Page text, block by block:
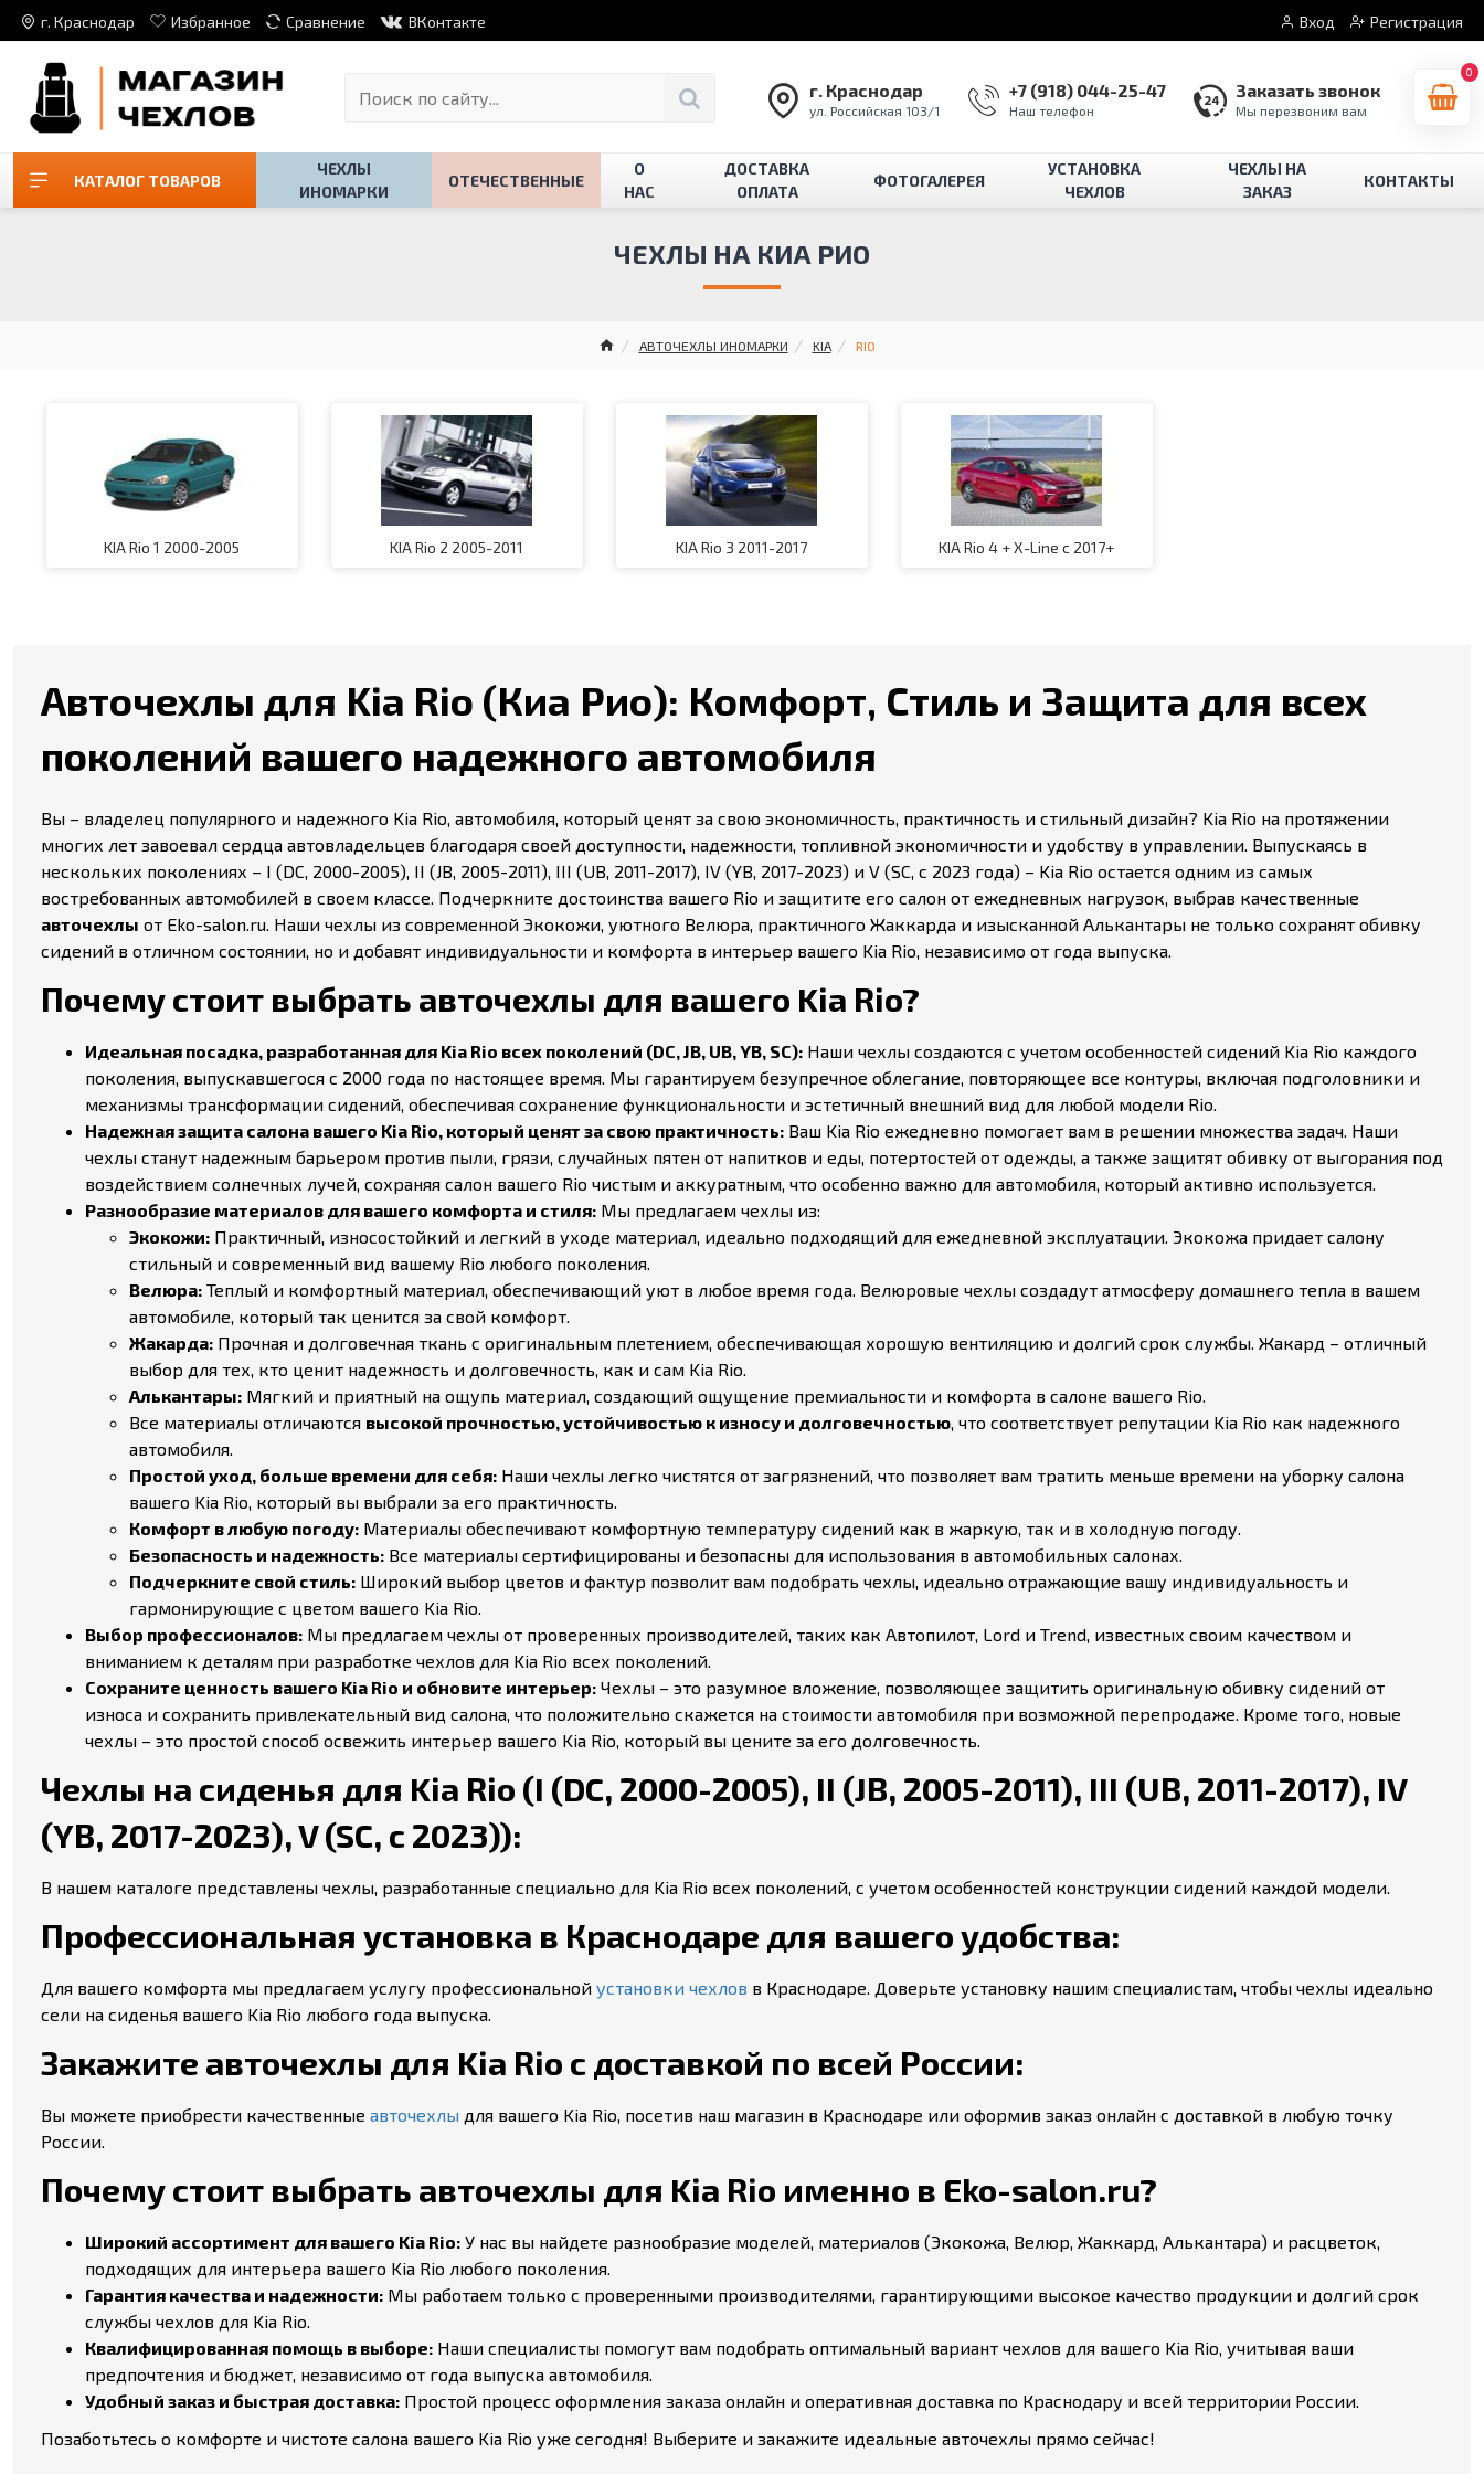
г. Краснодар Избранное Сравнение ВКонтакте Вход Регистрация
г. Краснодар
ул. Российская 103/1
+7 (918) 044-25-47
Наш телефон
Заказать звонок
Мы перезвоним вам
0
КАТАЛОГ ТОВАРОВ
ЧЕХЛЫ
ИНОМАРКИ
ОТЕЧЕСТВЕННЫЕ
О
НАС
ДОСТАВКА
ОПЛАТА
ФОТОГАЛЕРЕЯ
УСТАНОВКА
ЧЕХЛОВ
ЧЕХЛЫ НА
ЗАКАЗ
КОНТАКТЫ
АВТОЧЕХЛЫ ИНОМАРКИ KIA RIO
ЧЕХЛЫ НА КИА РИО
KIA Rio 1 2000-2005 KIA Rio 2 2005-2011 KIA Rio 3 2011-2017 KIA Rio 4 + X-Line с 2017+
Авточехлы для Kia Rio (Киа Рио): Комфорт, Стиль и Защита для всех
поколений вашего надежного автомобиля
Вы – владелец популярного и надежного Kia Rio, автомобиля, который ценят за свою экономичность, практичность и стильный дизайн? Kia Rio на протяжении
многих лет завоевал сердца автовладельцев благодаря своей доступности, надежности, топливной экономичности и удобству в управлении. Выпускаясь в
нескольких поколениях – I (DC, 2000-2005), II (JB, 2005-2011), III (UB, 2011-2017), IV (YB, 2017-2023) и V (SC, с 2023 года) – Kia Rio остается одним из самых
востребованных автомобилей в своем классе. Подчеркните достоинства вашего Rio и защитите его салон от ежедневных нагрузок, выбрав качественные
авточехлы от Eko-salon.ru. Наши чехлы из современной Экокожи, уютного Велюра, практичного Жаккарда и изысканной Алькантары не только сохранят обивку
сидений в отличном состоянии, но и добавят индивидуальности и комфорта в интерьер вашего Kia Rio, независимо от года выпуска.
Почему стоит выбрать авточехлы для вашего Kia Rio?
Идеальная посадка, разработанная для Kia Rio всех поколений (DC, JB, UB, YB, SC): Наши чехлы создаются с учетом особенностей сидений Kia Rio каждого
поколения, выпускавшегося с 2000 года по настоящее время. Мы гарантируем безупречное облегание, повторяющее все контуры, включая подголовники и
механизмы трансформации сидений, обеспечивая сохранение функциональности и эстетичный внешний вид для любой модели Rio.
Надежная защита салона вашего Kia Rio, который ценят за свою практичность: Ваш Kia Rio ежедневно помогает вам в решении множества задач. Наши
чехлы станут надежным барьером против пыли, грязи, случайных пятен от напитков и еды, потертостей от одежды, а также защитят обивку от выгорания под
воздействием солнечных лучей, сохраняя салон вашего Rio чистым и аккуратным, что особенно важно для автомобиля, который активно используется.
Разнообразие материалов для вашего комфорта и стиля: Мы предлагаем чехлы из:
Экокожи: Практичный, износостойкий и легкий в уходе материал, идеально подходящий для ежедневной эксплуатации. Экокожа придает салону
стильный и современный вид вашему Rio любого поколения.
Велюра: Теплый и комфортный материал, обеспечивающий уют в любое время года. Велюровые чехлы создадут атмосферу домашнего тепла в вашем
автомобиле, который так ценится за свой комфорт.
Жакарда: Прочная и долговечная ткань с оригинальным плетением, обеспечивающая хорошую вентиляцию и долгий срок службы. Жакард – отличный
выбор для тех, кто ценит надежность и долговечность, как и сам Kia Rio.
Алькантары: Мягкий и приятный на ощупь материал, создающий ощущение премиальности и комфорта в салоне вашего Rio.
Все материалы отличаются высокой прочностью, устойчивостью к износу и долговечностью, что соответствует репутации Kia Rio как надежного
автомобиля.
Простой уход, больше времени для себя: Наши чехлы легко чистятся от загрязнений, что позволяет вам тратить меньше времени на уборку салона
вашего Kia Rio, который вы выбрали за его практичность.
Комфорт в любую погоду: Материалы обеспечивают комфортную температуру сидений как в жаркую, так и в холодную погоду.
Безопасность и надежность: Все материалы сертифицированы и безопасны для использования в автомобильных салонах.
Подчеркните свой стиль: Широкий выбор цветов и фактур позволит вам подобрать чехлы, идеально отражающие вашу индивидуальность и
гармонирующие с цветом вашего Kia Rio.
Выбор профессионалов: Мы предлагаем чехлы от проверенных производителей, таких как Автопилот, Lord и Trend, известных своим качеством и
вниманием к деталям при разработке чехлов для Kia Rio всех поколений.
Сохраните ценность вашего Kia Rio и обновите интерьер: Чехлы – это разумное вложение, позволяющее защитить оригинальную обивку сидений от
износа и сохранить привлекательный вид салона, что положительно скажется на стоимости автомобиля при возможной перепродаже. Кроме того, новые
чехлы – это простой способ освежить интерьер вашего Kia Rio, который вы цените за его долговечность.
Чехлы на сиденья для Kia Rio (I (DC, 2000-2005), II (JB, 2005-2011), III (UB, 2011-2017), IV
(YB, 2017-2023), V (SC, с 2023)):
В нашем каталоге представлены чехлы, разработанные специально для Kia Rio всех поколений, с учетом особенностей конструкции сидений каждой модели.
Профессиональная установка в Краснодаре для вашего удобства:
Для вашего комфорта мы предлагаем услугу профессиональной установки чехлов в Краснодаре. Доверьте установку нашим специалистам, чтобы чехлы идеально
сели на сиденья вашего Kia Rio любого года выпуска.
Закажите авточехлы для Kia Rio с доставкой по всей России:
Вы можете приобрести качественные авточехлы для вашего Kia Rio, посетив наш магазин в Краснодаре или оформив заказ онлайн с доставкой в любую точку
России.
Почему стоит выбрать авточехлы для Kia Rio именно в Eko-salon.ru?
Широкий ассортимент для вашего Kia Rio: У нас вы найдете разнообразие моделей, материалов (Экокожа, Велюр, Жаккард, Алькантара) и расцветок,
подходящих для интерьера вашего Kia Rio любого поколения.
Гарантия качества и надежности: Мы работаем только с проверенными производителями, гарантирующими высокое качество продукции и долгий срок
службы чехлов для Kia Rio.
Квалифицированная помощь в выборе: Наши специалисты помогут вам подобрать оптимальный вариант чехлов для вашего Kia Rio, учитывая ваши
предпочтения и бюджет, независимо от года выпуска автомобиля.
Удобный заказ и быстрая доставка: Простой процесс оформления заказа онлайн и оперативная доставка по Краснодару и всей территории России.
Позаботьтесь о комфорте и чистоте салона вашего Kia Rio уже сегодня! Выберите и закажите идеальные авточехлы прямо сейчас!